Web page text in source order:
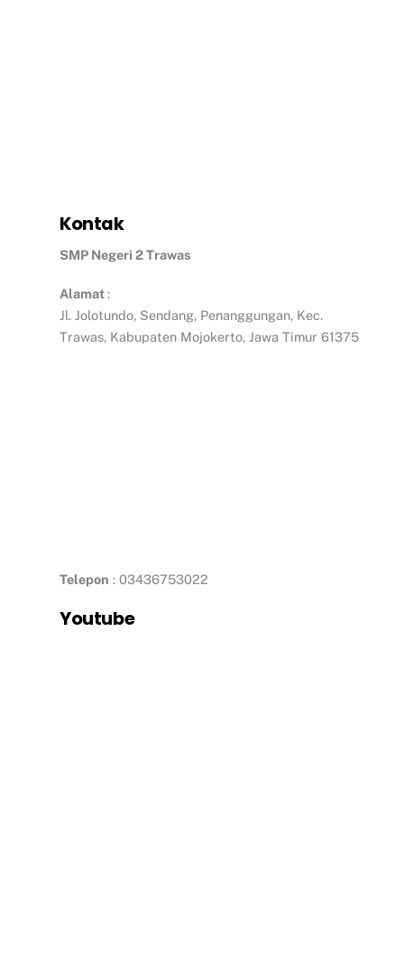
Kontak
SMP Negeri 2 Trawas
Alamat:
Jl. Jolotundo, Sendang, Penanggungan, Kec.
Trawas, Kabupaten Mojokerto, Jawa Timur 61375
Telepon : 03436753022
Youtube